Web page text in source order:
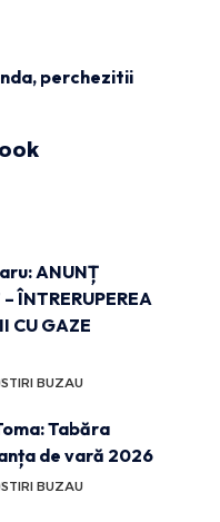
, perchezitii
ANUNȚ
ÎNTRERUPEREA
CU GAZE
STIRI BUZAU
Tabăra
de vară 2026
STIRI BUZAU